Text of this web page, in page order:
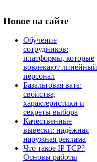
Новое на сайте
Обучение
сотрудников:
платформы, которые
вовлекают линейный
персонал
Базальтовая вата:
свойства,
характеристики и
секреты выбора
Качественные
вывески: надёжная
наружная реклама
Что такое IP TCP?
Основы работы